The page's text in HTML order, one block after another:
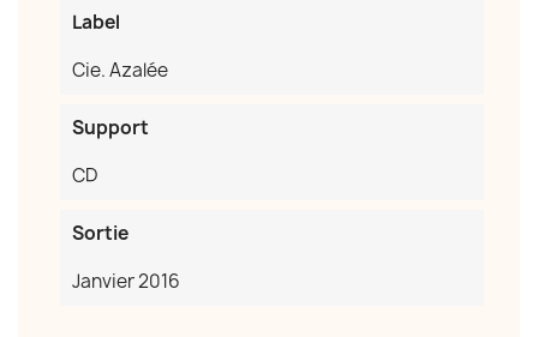
Label
Cie. Azalée
Support
CD
Sortie
Janvier 2016